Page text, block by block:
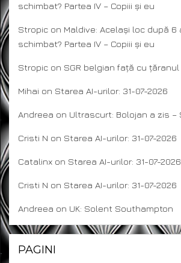
schimbat? Partea IV – Copiii și eu
Stropic on Maldive: Același loc după 6
schimbat? Partea IV – Copiii și eu
Stropic on SGR belgian față cu
Mihai on Starea AI-urilor: 31-07-2026
Andreea on Ultrascurt: Bolojan a zis –
Cristi N on Starea AI-urilor: 31-07-2026
Catalinx on Starea AI-urilor: 31-07-2026
Cristi N on Starea AI-urilor: 31-07-2026
Andreea on UK: Solent Southampton
PAGINI